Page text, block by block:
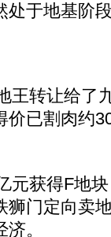
处于地基阶
转让给了
已割肉约
获得F地块
门定向卖
。